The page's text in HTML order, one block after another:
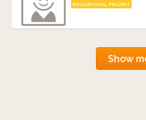
EDUCATIONAL PROJECT
Show